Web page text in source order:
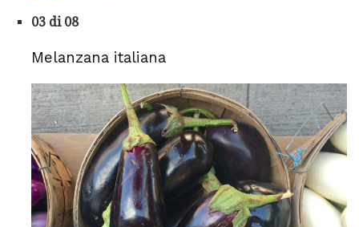
03 di 08
Melanzana italiana